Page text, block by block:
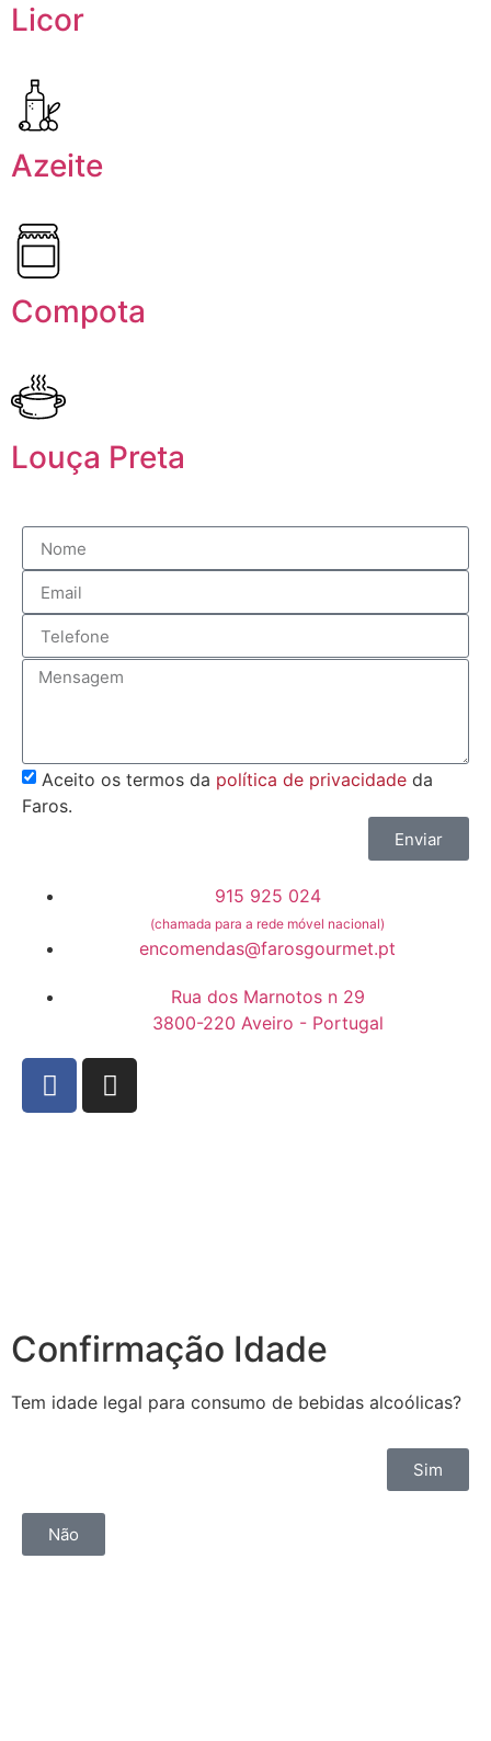
Licor
Azeite
Compota
Louça Preta
Aceito os termos da política de privacidade da
Faros.
Enviar
915 925 024
(chamada para a rede móvel nacional)
encomendas@farosgourmet.pt
Rua dos Marnotos n 29
3800-220 Aveiro - Portugal
Confirmação Idade
Tem idade legal para consumo de bebidas alcoólicas?
Sim
Não